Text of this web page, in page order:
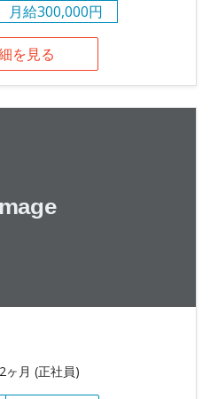
月給300,000円
を見る
ヶ月 (正社員)